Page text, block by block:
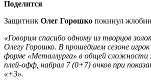
Поделится
Защитник Олег Горошко покинул
«Говорим спасибо одному из творцов
Олегу Горошко. В прошедшем сезоне
форме «Металлурга» в общей сложности
плей-офф, набрал 7 (0+7) очков при
«+3».